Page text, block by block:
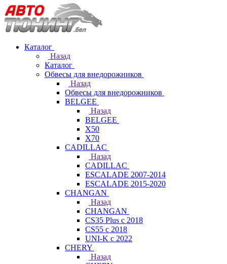
Каталог
Назад
Каталог
Обвесы для внедорожников
Назад
Обвесы для внедорожников
BELGEE
Назад
BELGEE
X50
X70
CADILLAC
Назад
CADILLAC
ESCALADE 2007-2014
ESCALADE 2015-2020
CHANGAN
Назад
CHANGAN
CS35 Plus с 2018
CS55 с 2018
UNI-K с 2022
CHERY
Назад